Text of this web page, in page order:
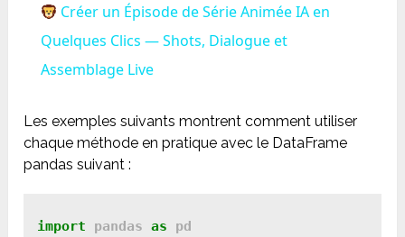
Créer un Épisode de Série Animée IA en
Quelques Clics — Shots, Dialogue et
Assemblage Live
Les exemples suivants montrent comment utiliser
chaque méthode en pratique avec le DataFrame
pandas suivant :
import pandas as